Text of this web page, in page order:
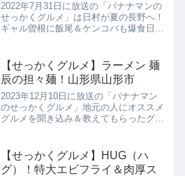
2022年7月31日に放送の「バナナマンの
せっかくグルメ」は日村が夏の長野へ！
ギャル曽根に飯尾＆ケンコバも爆食日村
ハンバーグ×白米「ドンキホーテ」の
「1ポンド俵ハンバーグ...
【せっかくグルメ】ラーメン 麺
辰の担々麺！山形県山形市
2023年12月10日に放送の「バナナマン
のせっかくグルメ」地元の人にオススメ
グルメを聞き込み＆教えてもらったグル
さんは岐阜県飛騨高山＆蔵王温泉の山形
市へ！山形市ラーメン...
【せっかくグルメ】HUG（ハ
グ）！特大エビフライ＆肉厚ス